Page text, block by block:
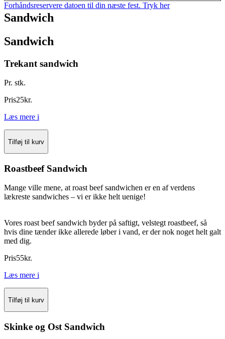
Forhåndsreservere datoen til din næste fest. Tryk her
Sandwich
Sandwich
Trekant sandwich
Pr. stk.
Pris25kr.
Læs mere i
Tilføj til kurv
Roastbeef Sandwich
Mange ville mene, at roast beef sandwichen er en af verdens
lækreste sandwiches – vi er ikke helt uenige!
Vores roast beef sandwich byder på saftigt, velstegt roastbeef, så
hvis dine tænder ikke allerede løber i vand, er der nok noget helt galt
med dig.
Pris55kr.
Læs mere i
Tilføj til kurv
Skinke og Ost Sandwich